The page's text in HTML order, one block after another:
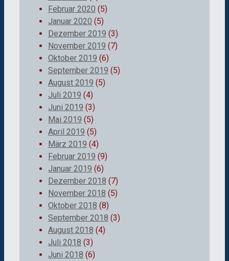
Februar 2020 (5)
Januar 2020 (5)
Dezember 2019 (3)
November 2019 (7)
Oktober 2019 (6)
September 2019 (5)
August 2019 (5)
Juli 2019 (4)
Juni 2019 (3)
Mai 2019 (5)
April 2019 (5)
März 2019 (4)
Februar 2019 (9)
Januar 2019 (6)
Dezember 2018 (7)
November 2018 (5)
Oktober 2018 (8)
September 2018 (3)
August 2018 (4)
Juli 2018 (3)
Juni 2018 (6)